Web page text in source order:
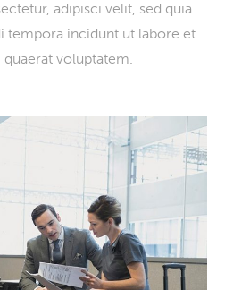
adipisci velit, sed quia
tempora incidunt ut labore et
voluptatem.